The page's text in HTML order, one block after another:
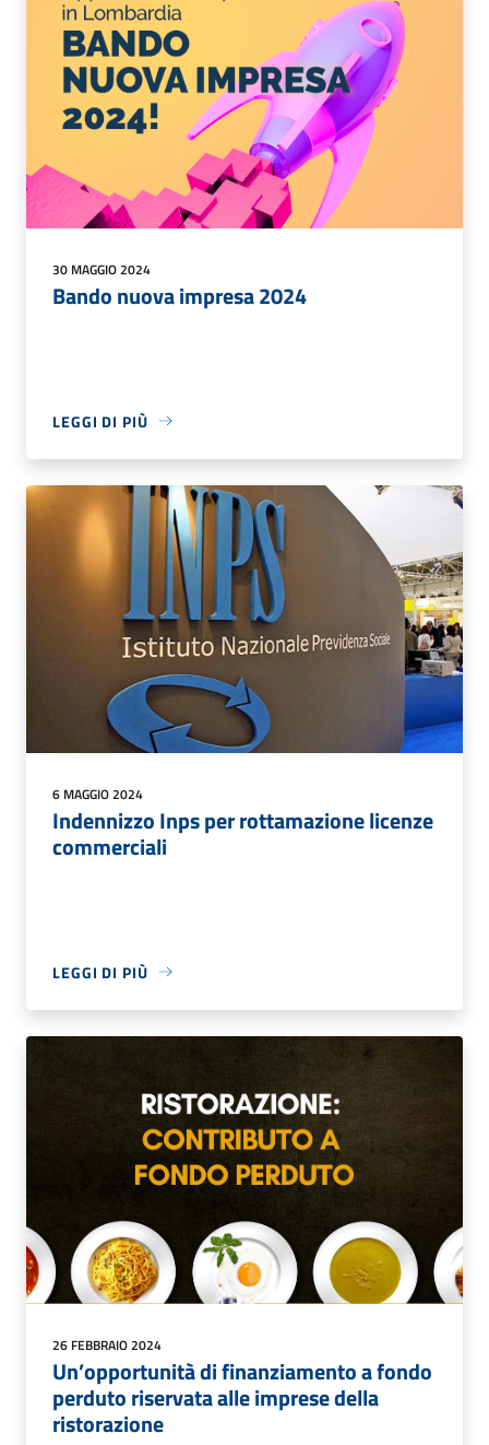
30 MAGGIO 2024
Bando nuova impresa 2024
LEGGI DI PIÙ
6 MAGGIO 2024
Indennizzo Inps per rottamazione licenze
commerciali
LEGGI DI PIÙ
26 FEBBRAIO 2024
Un’opportunità di finanziamento a fondo
perduto riservata alle imprese della
ristorazione